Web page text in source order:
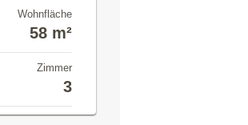
Wohnfläche
58 m²
Zimmer
3